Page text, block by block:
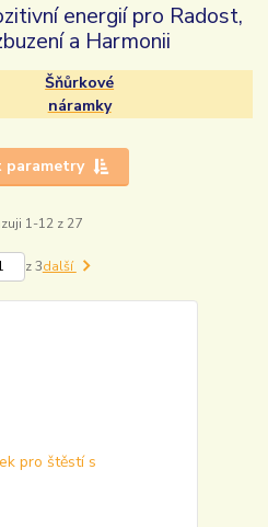
energií pro Radost,
a Harmonii
Šňůrkové
náramky
parametry
1-12 z 27
z 3další